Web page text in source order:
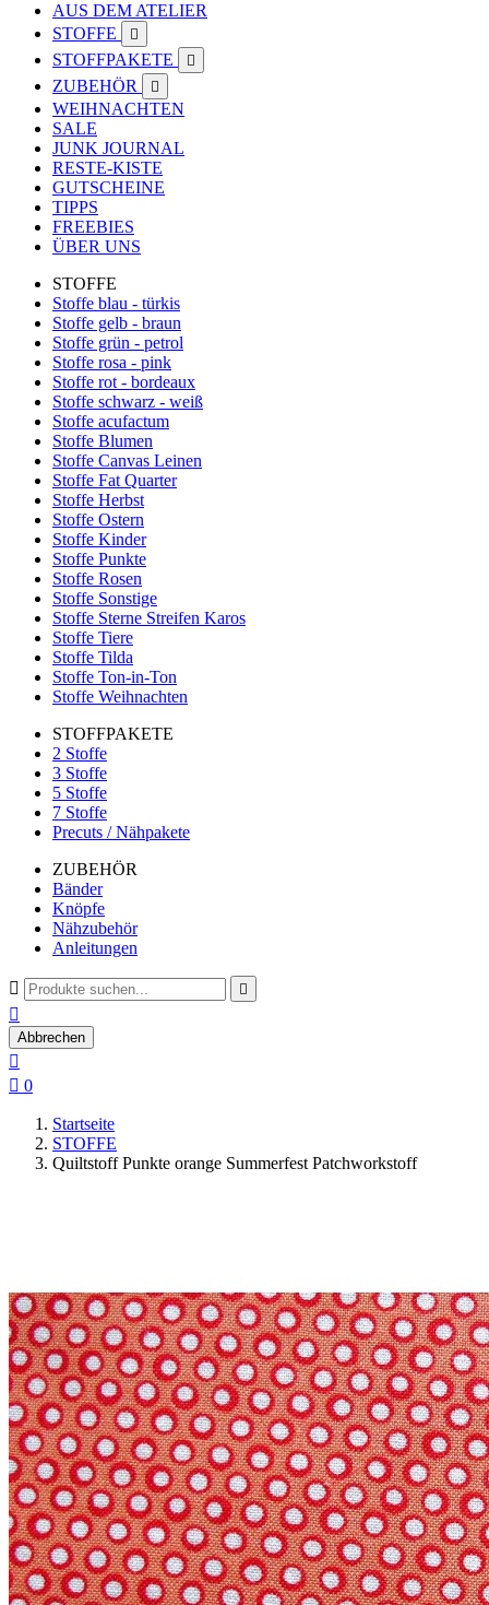
AUS DEM ATELIER
STOFFE

STOFFPAKETE 
ZUBEHÖR 
WEIHNACHTEN
SALE
JUNK JOURNAL
RESTE-KISTE
GUTSCHEINE
TIPPS
FREEBIES
ÜBER UNS
STOFFE
Stoffe blau - türkis
Stoffe gelb - braun
Stoffe grün - petrol
Stoffe rosa - pink
Stoffe rot - bordeaux
Stoffe schwarz - weiß
Stoffe acufactum
Stoffe Blumen
Stoffe Canvas Leinen
Stoffe Fat Quarter
Stoffe Herbst
Stoffe Ostern
Stoffe Kinder
Stoffe Punkte
Stoffe Rosen
Stoffe Sonstige
Stoffe Sterne Streifen Karos
Stoffe Tiere
Stoffe Tilda
Stoffe Ton-in-Ton
Stoffe Weihnachten
STOFFPAKETE
2 Stoffe
3 Stoffe
5 Stoffe
7 Stoffe
Precuts / Nähpakete
ZUBEHÖR
Bänder
Knöpfe
Nähzubehör
Anleitungen
 

Abbrechen

 0
Startseite
STOFFE
Quiltstoff Punkte orange Summerfest Patchworkstoff